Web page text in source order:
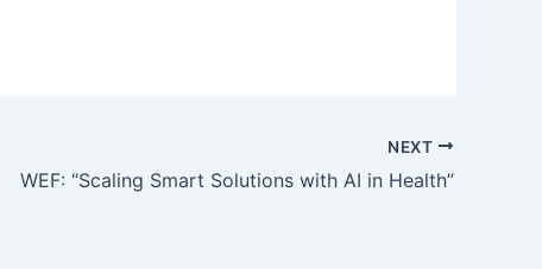
NEXT
WEF: “Scaling Smart Solutions with AI in Health”